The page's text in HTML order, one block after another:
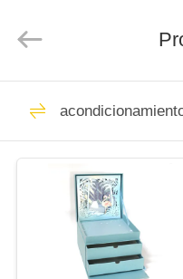
HOGAR
PRODUCTOS
SOBRE
NOSOTROS
Proveedor.
Copyright
2021
paperbox.com.
cuadro
corrugado